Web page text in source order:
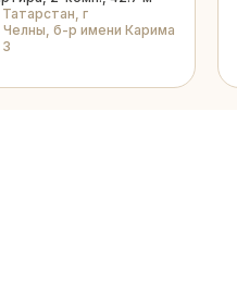
г
б-р имени Карима